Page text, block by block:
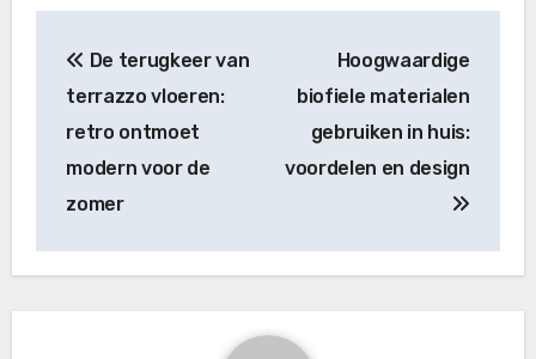
navigatie
De terugkeer van
terrazzo vloeren:
retro ontmoet
modern voor de
zomer
Hoogwaardige
biofiele materialen
gebruiken in huis:
voordelen en design